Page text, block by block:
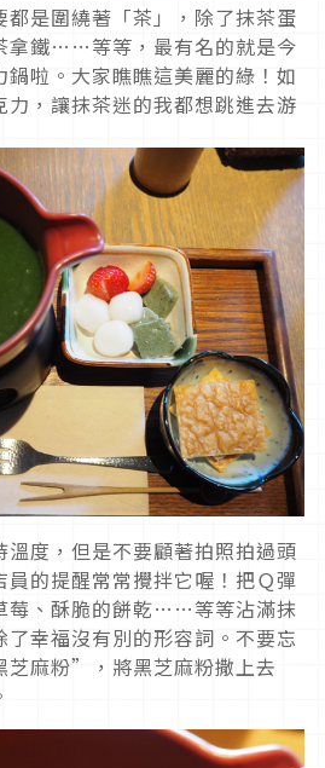
是圍繞著「茶」，除了抹茶蛋
拿鐵……等等，最有名的就是今
啦。大家瞧瞧這美麗的綠！如
，讓抹茶迷的我都想跳進去游
度，但是不要顧著拍照拍過頭
員的提醒常常攪拌它喔！把Ｑ彈
莓、酥脆的餅乾……等等沾滿抹
幸福沒有別的形容詞。不要忘
麻粉”，將黑芝麻粉撒上去